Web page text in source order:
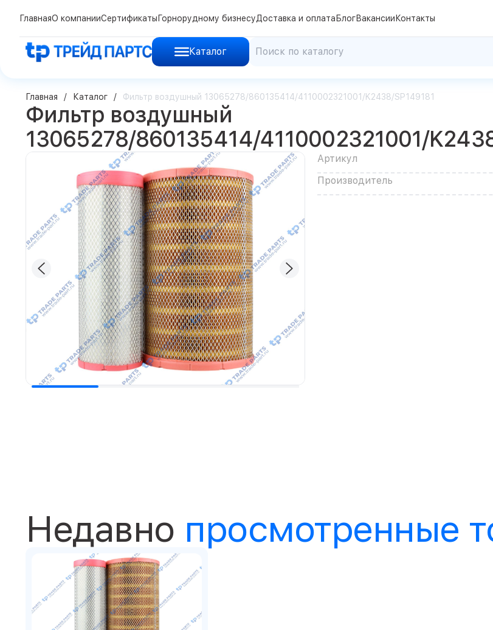
Каталог
ГлавнаяО компанииСертификаты Горнорудному бизнесуДоставка и оплата БлогВакансии Контакты
Главная Каталог Фильтр воздушный 13065278/860135414/4110002321001/K2438/SP149181
Фильтр воздушный
13065278/860135414/4110002321001/
Артикул
Производитель
Недавно просмотренные